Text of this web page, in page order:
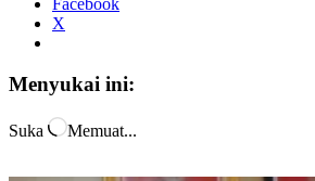
X
Menyukai ini:
Suka Memuat...